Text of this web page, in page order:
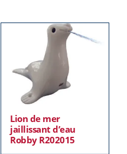
Lion de mer
jaillissant d’eau
Robby R202015